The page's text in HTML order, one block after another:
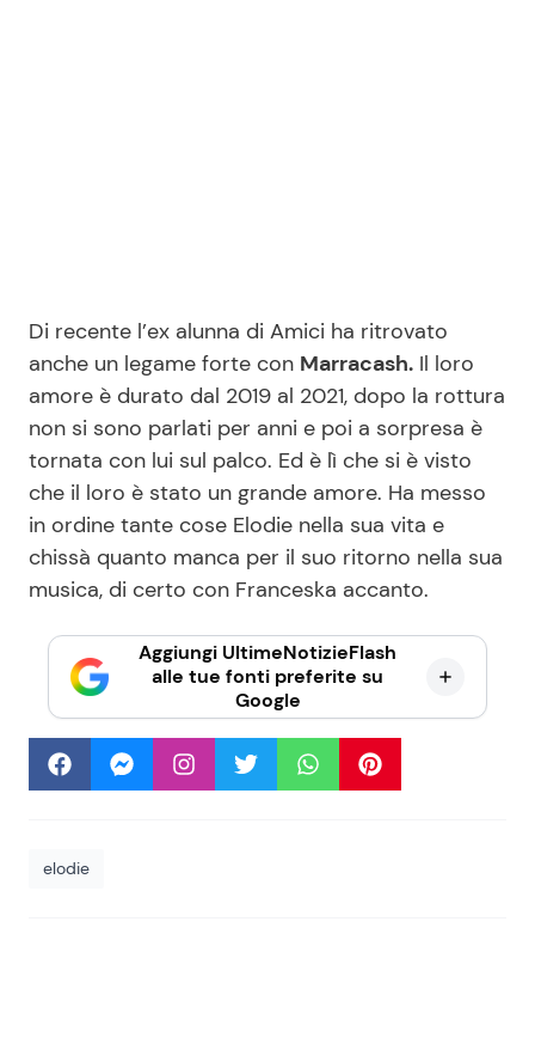
Di recente l’ex alunna di Amici ha ritrovato
anche un legame forte con Marracash. Il loro
amore è durato dal 2019 al 2021, dopo la rottura
non si sono parlati per anni e poi a sorpresa è
tornata con lui sul palco. Ed è lì che si è visto
che il loro è stato un grande amore. Ha messo
in ordine tante cose Elodie nella sua vita e
chissà quanto manca per il suo ritorno nella sua
musica, di certo con Franceska accanto.
Aggiungi UltimeNotizieFlash
alle tue fonti preferite su
Google
elodie